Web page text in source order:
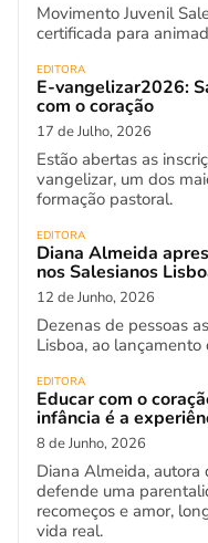
Movimento Juvenil
certificada para
EDITORA
E-vangelizar2026:
com o coração
17 de Julho, 2026
Estão abertas as
vangelizar, um dos
formação pastoral.
EDITORA
Diana Almeida
nos Salesianos
12 de Junho, 2026
Dezenas de pessoas
Lisboa, ao lançamento
EDITORA
Educar com o
infância é a
8 de Junho, 2026
Diana Almeida, autora
defende uma
recomeços e amor,
vida real.